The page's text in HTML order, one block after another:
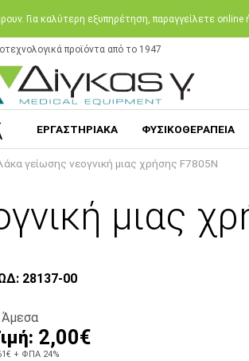
Για καλύτερη εξυπηρέτηση, παραγγείλετε
προϊόντα από το 1947
ΕΡΓΑΣΤΗΡΙΑΚΑ ΦΥΣΙΚΟΘΕΡΑΠΕΙΑ
γείωσης νεογνική μιας χρήσης F7805N
μιας
28137-00
Άμεσα
2,00€
+ ΦΠΑ 24%